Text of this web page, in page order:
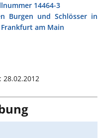
14464-3
Burgen und Schlösser in
Frankfurt am Main